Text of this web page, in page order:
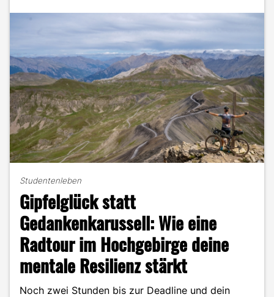
Studentenleben
Gipfelglück statt
Gedankenkarussell: Wie eine
Radtour im Hochgebirge deine
mentale Resilienz stärkt
Noch zwei Stunden bis zur Deadline und dein